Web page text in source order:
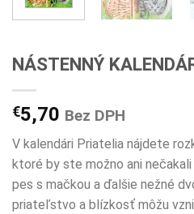
NÁSTENNÝ
€5,70 Bez DPH
V kalendári Priatelia nájdete
ktoré by ste možno ani
pes s mačkou a ďalšie nežné
priateľstvo a blízkosť môžu